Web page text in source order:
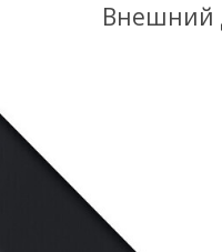
Внешний